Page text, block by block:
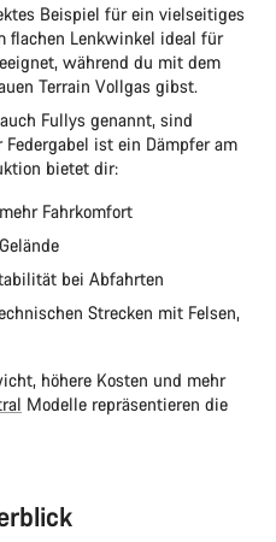
Beispiel für ein vielseitiges
flachen Lenkwinkel ideal für
während du mit dem
Terrain Vollgas gibst.
auch Fullys genannt, sind
ist ein Dämpfer am
bietet dir:
Fahrkomfort
bei Abfahrten
Strecken mit Felsen,
höhere Kosten und mehr
Modelle repräsentieren die